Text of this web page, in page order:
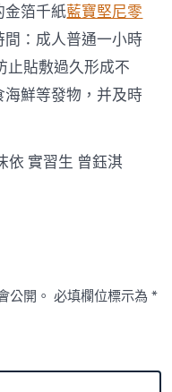
金箔千紙藍寶堅尼零
：成人普通一小時
止貼敷過久形成不
鮮等發物，并及時
依 實習生 曾鈺淇
公開。 必填欄位標示為*